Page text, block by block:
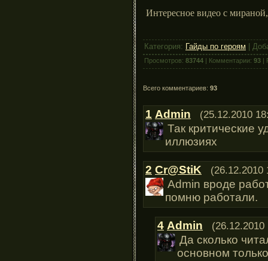
Интересное видео с
Категория: Гайды по героям |
Просмотров: 83744 | Комментарии: 93 |
Всего комментариев: 93
1 Admin (25.12.2010
Так критические
иллюзиях
2 Cr@StiK (26.12.2010
Admin вроде
помню работали.
4 Admin (26.12.2010
Да сколько
основном